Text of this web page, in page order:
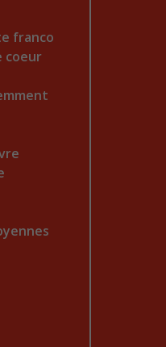
franco
coeur